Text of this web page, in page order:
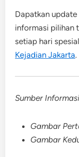
Dapatkan
informasi pilihan
setiap hari
Kejadian Jakarta.
Sumber
Gambar
Gambar